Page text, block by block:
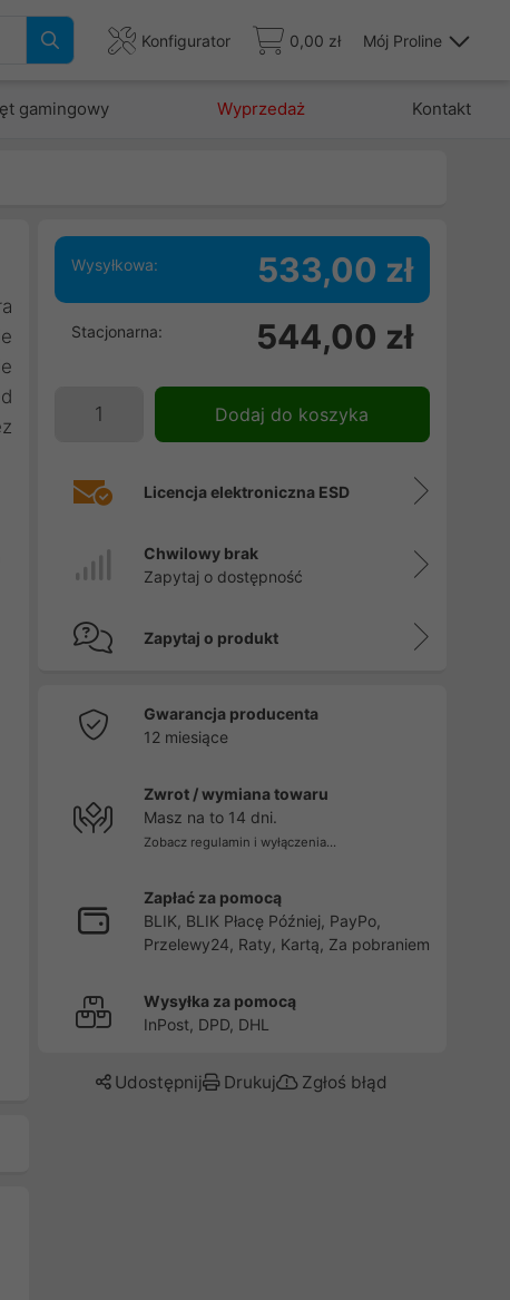
Konfigurator 0,00 zł Mój Proline
gamingowy Wyprzedaż Kontakt
Wysyłkowa: 533,00 zł
Stacjonarna: 544,00 zł
Dodaj do koszyka
Licencja elektroniczna ESD
Chwilowy brak
Zapytaj o dostępność
Zapytaj o produkt
Gwarancja producenta
12 miesiące
Zwrot / wymiana towaru
Masz na to 14 dni.
Zobacz regulamin i wyłączenia...
Zapłać za pomocą
BLIK, BLIK Płacę Później, PayPo,
Przelewy24, Raty, Kartą, Za pobraniem
Wysyłka za pomocą
InPost, DPD, DHL
Udostępnij Drukuj Zgłoś błąd